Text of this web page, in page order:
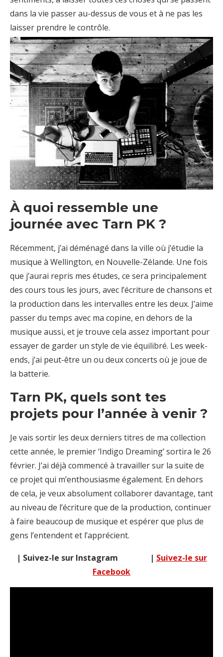
dans la vie passer au-dessus de vous et à ne pas les
laisser prendre le contrôle.
À quoi ressemble une
journée avec Tarn PK ?
Récemment, j’ai déménagé dans la ville où j’étudie la
musique à Wellington, en Nouvelle-Zélande. Une fois
que j’aurai repris mes études, ce sera principalement
des cours tous les jours, avec l’écriture de chansons et
la production dans les intervalles entre les deux. J’aime
passer du temps avec ma copine, en dehors de la
musique aussi, et je trouve cela assez important pour
essayer de garder un style de vie équilibré. Les week-
ends, j’ai peut-être un ou deux concerts où je joue de
la batterie.
Tarn PK, quels sont tes
projets pour l’année à venir ?
Je vais sortir les deux derniers titres de ma collection
cette année, le premier ‘Indigo Dreaming’ sortira le 26
février. J’ai déjà commencé à travailler sur la suite de
ce projet qui m’enthousiasme également. En dehors
de cela, je veux absolument collaborer davantage, tant
au niveau de l’écriture que de la production, continuer
à faire beaucoup de musique et espérer que plus de
gens l’entendent et l’apprécient.
| Suivez-le sur Instagram | Suivez-le sur
Facebook